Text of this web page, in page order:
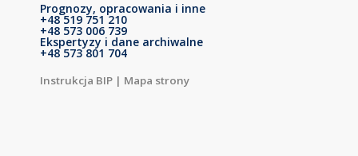
Prognozy, opracowania i inne
+48 519 751 210
+48 573 006 739
Ekspertyzy i dane archiwalne
+48 573 801 704
Instrukcja BIP | Mapa strony